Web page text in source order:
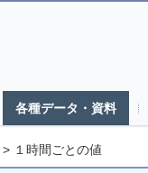
各種データ・資料
> １時間ごとの値